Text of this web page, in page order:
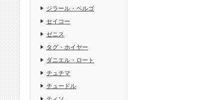
ジラール・ペルゴ
セイコー
ゼニス
タグ・ホイヤー
ダニエル・ロート
チュチマ
チュードル